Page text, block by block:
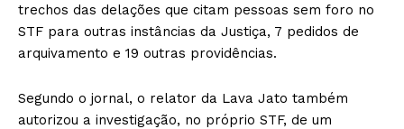
trechos das delações que citam pessoas sem foro no
STF para outras instâncias da Justiça, 7 pedidos de
arquivamento e 19 outras providências.
Segundo o jornal, o relator da Lava Jato também
autorizou a investigação, no próprio STF, de um